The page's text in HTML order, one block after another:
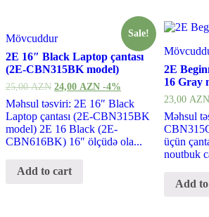
Sale!
Mövcuddur
2E 16″ Black Laptop çantası
(2E-CBN315BK model)
25,00AZN 24,00 AZN -4%
Məhsul təsviri: 2E 16″ Black
Laptop çantası (2E-CBN315BK
model) 2E 16 Black (2E-
CBN616BK) 16″ ölçüdə ola...
Add to cart
2E
16 Gray
23,00 AZN
Məhsul
üçün
noutbuk
Add